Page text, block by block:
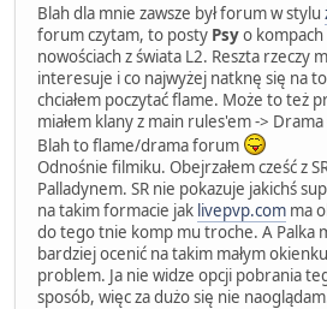
Blah dla mnie zawsze był forum w stylu
forum czytam, to posty Psyo kompach
nowościach z świata L2. Reszta rzeczy
interesuje i co najwyżej natknę się na
chciałem poczytać flame. Może to też
miałem klany z main rules'em ->
Blah to flame/drama forum
Odnośnie filmiku. Obejrzałem cześć z
Palladynem. SR nie pokazuje jakichś
na takim formacie jak livepvp.com ma
do tego tnie komp mu troche. A Palka
bardziej ocenić na takim małym
problem. Ja nie widze opcji pobrania
sposób, więc za dużo się nie